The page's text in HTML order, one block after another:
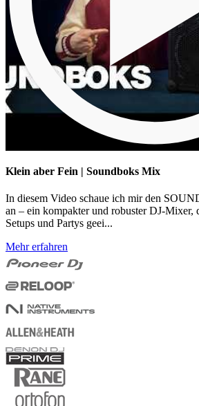
Klein aber Fein | Soundboks Mix
In diesem Video schaue ich mir den
an – ein kompakter und robuster DJ-Mixer,
Setups und Partys geei...
Mehr erfahren